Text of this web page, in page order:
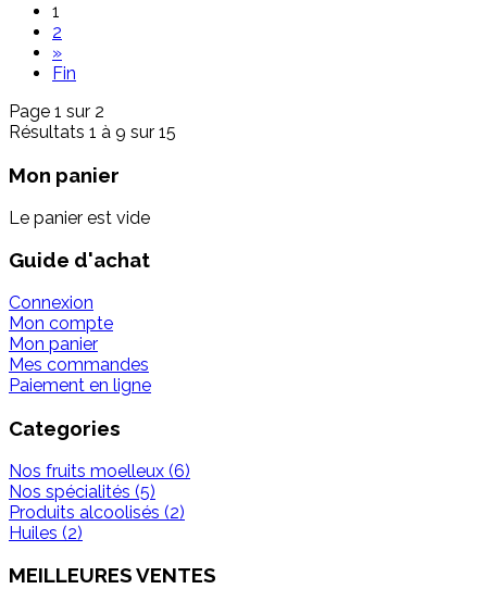
1
2
»
Fin
Page 1 sur 2
Résultats 1 à 9 sur 15
Mon panier
Le panier est vide
Guide d'achat
Connexion
Mon compte
Mon panier
Mes commandes
Paiement en ligne
Categories
Nos fruits moelleux (6)
Nos spécialités (5)
Produits alcoolisés (2)
Huiles (2)
MEILLEURES VENTES